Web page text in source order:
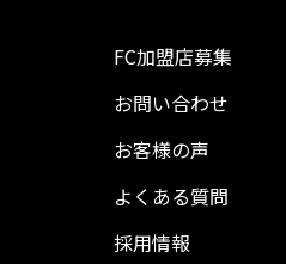
FC加盟店募集
お問い合わせ
お客様の声
よくある質問
採用情報